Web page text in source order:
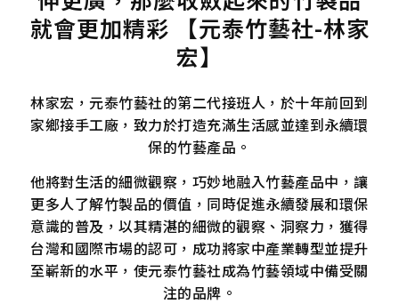
就會更加精彩 【元泰竹藝社-林家
宏】
林家宏，元泰竹藝社的第二代接班人，於十年前回到
家鄉接手工廠，致力於打造充滿生活感並達到永續環
保的竹藝產品。
他將對生活的細微觀察，巧妙地融入竹藝產品中，讓
更多人了解竹製品的價值，同時促進永續發展和環保
意識的普及，以其精湛的細微的觀察、洞察力，獲得
台灣和國際市場的認可，成功將家中產業轉型並提升
至嶄新的水平，使元泰竹藝社成為竹藝領域中備受關
注的品牌。